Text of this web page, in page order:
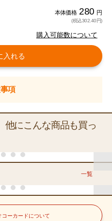
本体価格 280 円
(税込302.40円)
購入可能数について
入れる
項
他にこんな商品も買っ
くらし
常温 +30P
常温
ｐｄｃ
ピュ
一覧
くらし
コーカードについて